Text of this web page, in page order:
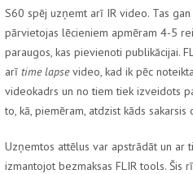
S60 spēj uzņemt arī IR video. Tas
pārvietojas lēcieniem apmēram 4-5
paraugos, kas pievienoti publikācijai.
arī time lapsevideo, kad ik pēc
videokadrs un no tiem tiek izveidots
to, kā, piemēram, atdzist kāds sakarsis
Uzņemtos attēlus var apstrādāt un ar
izmantojot bezmaksas FLIR tools. Šis